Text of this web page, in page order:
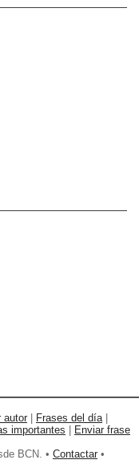
autor Frases del día|
importantes
Enviar frase
BCN. • Contactar •